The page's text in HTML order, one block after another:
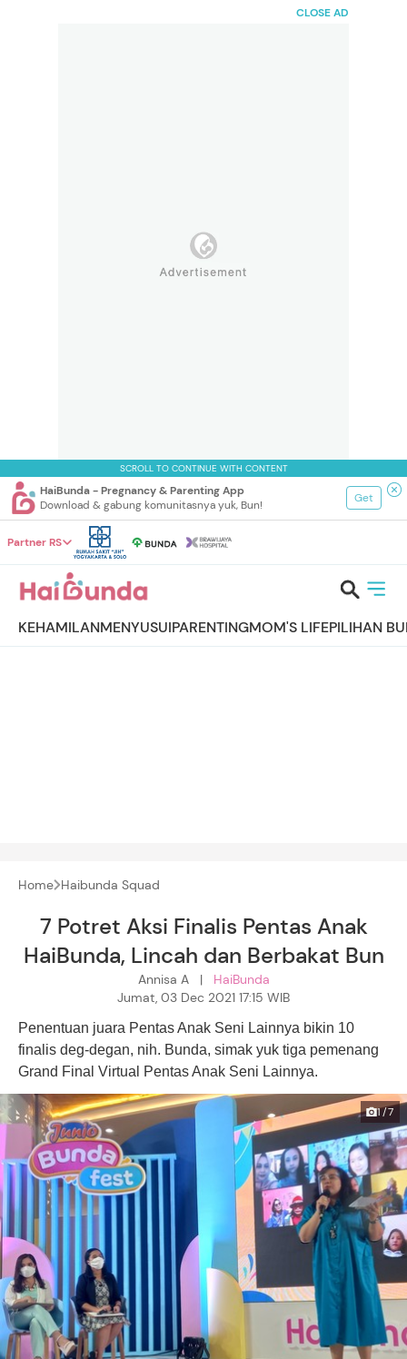
CLOSE AD
SCROLL TO CONTINUE WITH CONTENT
HaiBunda - Pregnancy & Parenting App
Download & gabung komunitasnya yuk, Bun!
Get
Partner RS
KEHAMILANMENYUSUIPARENTINGMOM'S LIFEPILIHAN
Home Haibunda Squad
7 Potret Aksi Finalis Pentas Anak
HaiBunda, Lincah dan Berbakat Bun
Annisa A | HaiBunda
Jumat, 03 Dec 2021 17:15 WIB
Penentuan juara Pentas Anak Seni Lainnya bikin 10
finalis deg-degan, nih. Bunda, simak yuk tiga pemenang
Grand Final Virtual Pentas Anak Seni Lainnya.
1/7